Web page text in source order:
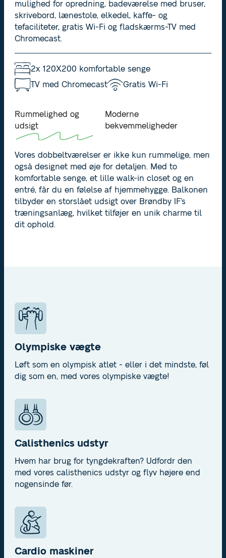
mulighed for opredning, badeværelse med bruser,
skrivebord, lænestole, elkedel, kaffe- og
tefaciliteter, gratis Wi-Fi og fladskærms-TV med
Chromecast.
2x 120X200 komfortable senge
TV med Chromecast
Gratis Wi-Fi
Rummelighed og
udsigt
Moderne
bekvemmeligheder
Vores dobbeltværelser er ikke kun rummelige, men
også designet med øje for detaljen. Med to
komfortable senge, et lille walk-in closet og en
entré, får du en følelse af hjemmehygge. Balkonen
tilbyder en storslået udsigt over Brøndby IF’s
træningsanlæg, hvilket tilføjer en unik charme til
dit ophold.
Olympiske vægte
Løft som en olympisk atlet - eller i det mindste, føl
dig som en, med vores olympiske vægte!
Calisthenics udstyr
Hvem har brug for tyngdekraften? Udfordr den
med vores calisthenics udstyr og flyv højere end
nogensinde før.
Cardio maskiner